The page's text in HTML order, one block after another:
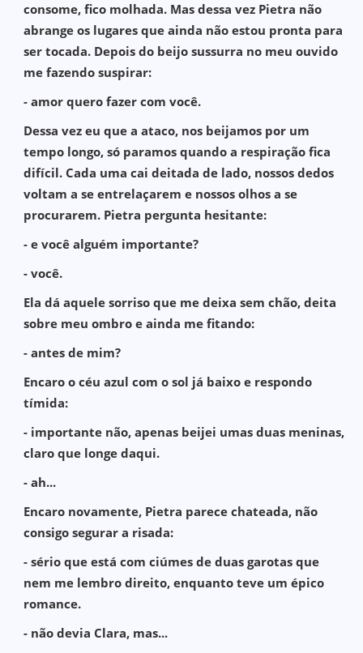
consome, fico molhada. Mas dessa vez Pietra não
abrange os lugares que ainda não estou pronta para
ser tocada. Depois do beijo sussurra no meu ouvido
me fazendo suspirar:
- amor quero fazer com você.
Dessa vez eu que a ataco, nos beijamos por um
tempo longo, só paramos quando a respiração fica
difícil. Cada uma cai deitada de lado, nossos dedos
voltam a se entrelaçarem e nossos olhos a se
procurarem. Pietra pergunta hesitante:
- e você alguém importante?
- você.
Ela dá aquele sorriso que me deixa sem chão, deita
sobre meu ombro e ainda me fitando:
- antes de mim?
Encaro o céu azul com o sol já baixo e respondo
tímida:
- importante não, apenas beijei umas duas meninas,
claro que longe daqui.
- ah...
Encaro novamente, Pietra parece chateada, não
consigo segurar a risada:
- sério que está com ciúmes de duas garotas que
nem me lembro direito, enquanto teve um épico
romance.
- não devia Clara, mas...